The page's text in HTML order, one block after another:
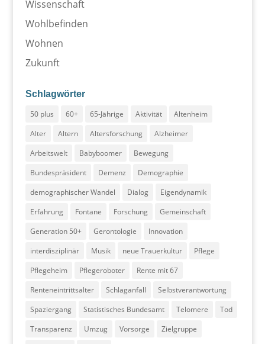
Wissenschaft
Wohlbefinden
Wohnen
Zukunft
Schlagwörter
50 plus
60+ 65-Jährige Aktivität
Altenheim
Alter
Altern Altersforschung
Alzheimer
Arbeitswelt
Babyboomer
Bewegung
Bundespräsident
Demenz
Demographie
demographischer Wandel
Dialog
Eigendynamik
Erfahrung
Fontane Forschung
Gemeinschaft
Generation 50+
Gerontologie
Innovation
interdisziplinär
Musik neue Trauerkultur
Pflege
Pflegeheim
Pflegeroboter
Rente mit 67
Renteneintrittsalter
Schlaganfall
Selbstverantwortung
Spaziergang
Statistisches Bundesamt Telomere
Tod
Transparenz
Umzug Vorsorge
Zielgruppe